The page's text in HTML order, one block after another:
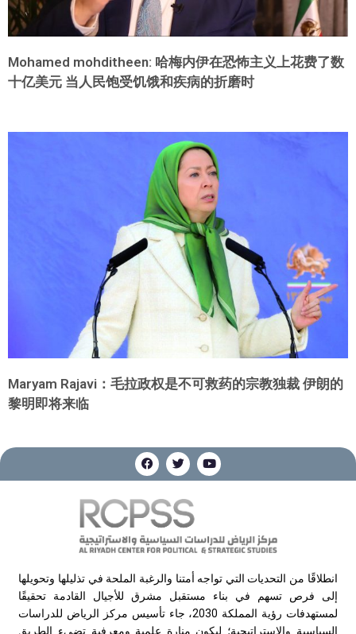
Mohamed mohditheen: 哈梅内伊在恐怖主义上花费了数
十亿美元 当人民饱受饥饿和疾病的折磨时
Maryam Rajavi：毛拉政权是不可救药的宗教独裁 伊朗的
黎明即将来临
انطلاقًا من التحديات التي تواجه أمتنا والرغبة الملحة في تذليلها وتحويلها
إلى فرص تسهم في بناء مستقبل مشرق للأجيال القادمة تحقيقًا
لمستهدفات رؤية المملكة 2030، جاء تأسيس مركز الرياض للدراسات
السياسية والاستراتيجية؛ ليكون منارة علمية ومعرفية تضيء الطريق